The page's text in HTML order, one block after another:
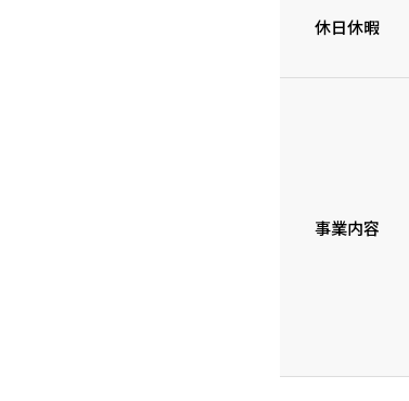
休日休暇
事業内容